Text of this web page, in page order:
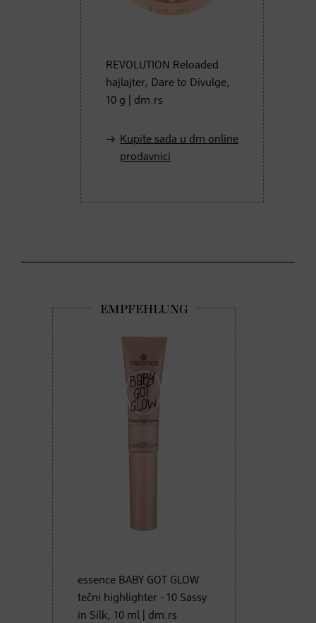
REVOLUTION Reloaded
hajlajter, Dare to Divulge,
10 g | dm.rs
Kupite sada u dm online
prodavnici
essence BABY GOT GLOW
tečni highlighter - 10 Sassy
in Silk, 10 ml | dm.rs